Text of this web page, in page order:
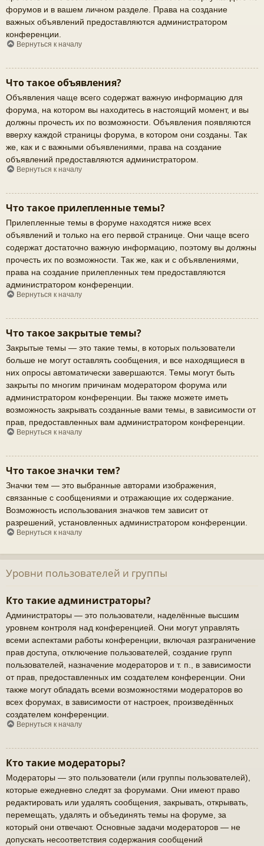
форумов и в вашем личном разделе. Права на создание
важных объявлений предоставляются администратором
конференции.
Вернуться к началу
Что такое объявления?
Объявления чаще всего содержат важную информацию для
форума, на котором вы находитесь в настоящий момент, и вы
должны прочесть их по возможности. Объявления появляются
вверху каждой страницы форума, в котором они созданы. Так
же, как и с важными объявлениями, права на создание
объявлений предоставляются администратором.
Вернуться к началу
Что такое прилепленные темы?
Прилепленные темы в форуме находятся ниже всех
объявлений и только на его первой странице. Они чаще всего
содержат достаточно важную информацию, поэтому вы должны
прочесть их по возможности. Так же, как и с объявлениями,
права на создание прилепленных тем предоставляются
администратором конференции.
Вернуться к началу
Что такое закрытые темы?
Закрытые темы — это такие темы, в которых пользователи
больше не могут оставлять сообщения, и все находящиеся в
них опросы автоматически завершаются. Темы могут быть
закрыты по многим причинам модератором форума или
администратором конференции. Вы также можете иметь
возможность закрывать созданные вами темы, в зависимости от
прав, предоставленных вам администратором конференции.
Вернуться к началу
Что такое значки тем?
Значки тем — это выбранные авторами изображения,
связанные с сообщениями и отражающие их содержание.
Возможность использования значков тем зависит от
разрешений, установленных администратором конференции.
Вернуться к началу
Уровни пользователей и группы
Кто такие администраторы?
Администраторы — это пользователи, наделённые высшим
уровнем контроля над конференцией. Они могут управлять
всеми аспектами работы конференции, включая разграничение
прав доступа, отключение пользователей, создание групп
пользователей, назначение модераторов и т. п., в зависимости
от прав, предоставленных им создателем конференции. Они
также могут обладать всеми возможностями модераторов во
всех форумах, в зависимости от настроек, произведённых
создателем конференции.
Вернуться к началу
Кто такие модераторы?
Модераторы — это пользователи (или группы пользователей),
которые ежедневно следят за форумами. Они имеют право
редактировать или удалять сообщения, закрывать, открывать,
перемещать, удалять и объединять темы на форуме, за
который они отвечают. Основные задачи модераторов — не
допускать несоответствия содержания сообщений